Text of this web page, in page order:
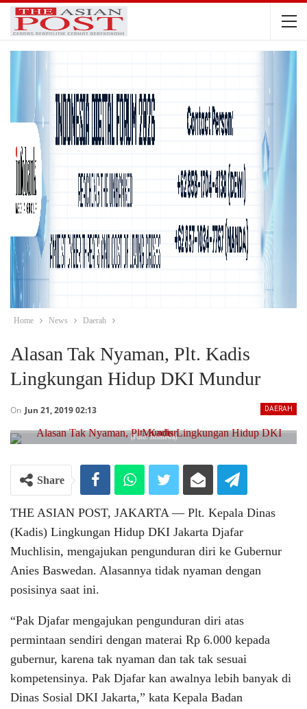
Home News Daerah
Alasan Tak Nyaman, Plt. Kadis
Lingkungan Hidup DKI Mundur
DAERAH
On Jun 21, 2019 02:13
(Foto: istimewa)
Share
THE ASIAN POST, JAKARTA ― Plt. Kepala Dinas
(Kadis) Lingkungan Hidup DKI Jakarta Djafar
Muchlisin, mengajukan pengunduran diri ke Gubernur
Anies Baswedan. Alasannya tidak nyaman dengan
posisinya saat ini.
“Pak Djafar mengajukan pengunduran diri atas
permintaan sendiri dengan materai Rp 6.000 kepada
gubernur, karena tak nyaman dan tak tak sesuai
kompetensinya. Pak Djafar kan awalnya lebih banyak di
Dinas Sosial DKI Jakarta,” kata Kepala Badan